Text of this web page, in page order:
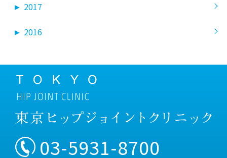
► 2017
► 2016
03-5931-8700